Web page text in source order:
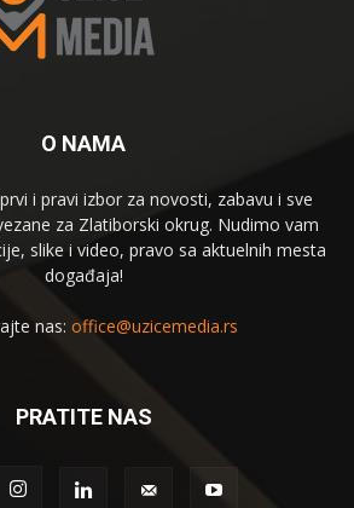
O NAMA
i pravi izbor za novosti, zabavu i sve
za Zlatiborski okrug. Nudimo vam
slike i video, pravo sa aktuelnih mesta
događaja!
nas: office@uzicemedia.rs
PRATITE NAS